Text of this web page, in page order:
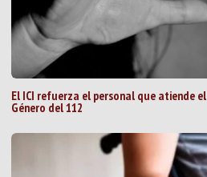
El ICI refuerza el personal que atiende
Género del 112